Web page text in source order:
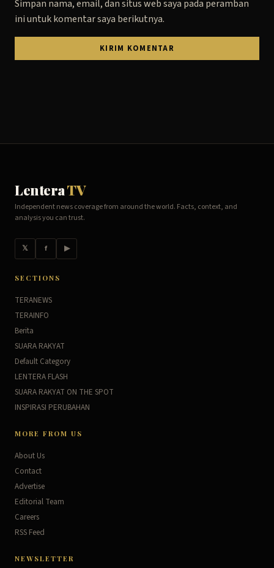
Simpan nama, email, dan situs web saya pada peramban
ini untuk komentar saya berikutnya.
LenteraTV
Independent news coverage from around the world. Facts, context, and
analysis you can trust.
𝕏 f ▶
SECTIONS
TERANEWS
TERAINFO
Berita
SUARA RAKYAT
Default Category
LENTERA FLASH
SUARA RAKYAT ON THE SPOT
INSPIRASI PERUBAHAN
MORE FROM US
About Us
Contact
Advertise
Editorial Team
Careers
RSS Feed
NEWSLETTER